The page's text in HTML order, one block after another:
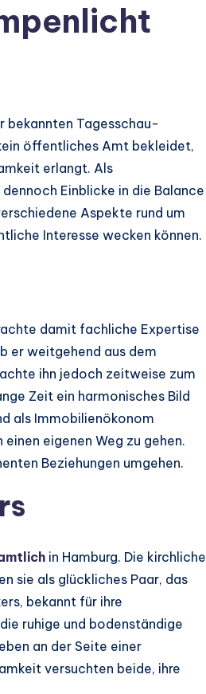
bekannten Tagesschau-
öffentliches Amt bekleidet,
erlangt. Als
Einblicke in die Balance
Aspekte rund um
Interesse wecken können.
damit fachliche Expertise
er weitgehend aus dem
ihn jedoch zeitweise zum
Zeit ein harmonisches Bild
als Immobilienökonom
eigenen Weg zu gehen.
Beziehungen umgehen.
in Hamburg. Die kirchliche
sie als glückliches Paar, das
bekannt für ihre
ruhige und bodenständige
an der Seite einer
versuchten beide, ihre